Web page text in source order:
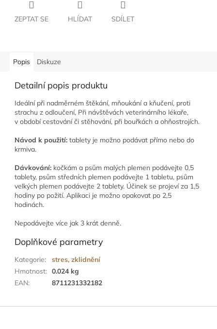
ZEPTAT SE HLÍDAT SDÍLET
Popis Diskuze
Detailní popis produktu
Ideální při nadměrném štěkání, mňoukání a kňučení, proti
strachu z odloučení, Při návštěvách veterinárního lékaře,
v období cestování či stěhování, při bouřkách a ohňostrojích.
Návod k použití: tablety je možno podávat přímo nebo do
krmiva.
Dávkování: kočkám a psům malých plemen podávejte 0,5
tablety, psům středních plemen podávejte 1 tabletu, psům
velkých plemen podávejte 2 tablety. Účinek se projeví za 1,5
hodiny po požití. Aplikaci je možno opakovat po 2,5
hodinách.
Nepodávejte více jak 3 krát denně.
Doplňkové parametry
Kategorie:
stres, zklidnění
Hmotnost: 0.024 kg
EAN: 8711231332182